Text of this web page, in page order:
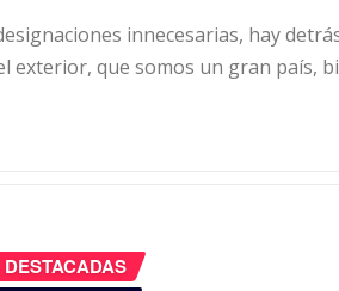
innecesarias, hay
exterior, que somos un gran país,
DESTACADAS